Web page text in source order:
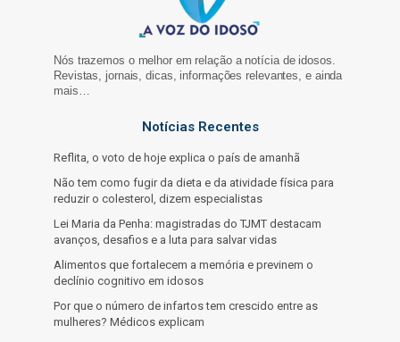
Nós trazemos o melhor em relação a notícia de idosos.
Revistas, jornais, dicas, informações relevantes, e ainda
mais…
Notícias Recentes
Reflita, o voto de hoje explica o país de amanhã
Não tem como fugir da dieta e da atividade física para
reduzir o colesterol, dizem especialistas
Lei Maria da Penha: magistradas do TJMT destacam
avanços, desafios e a luta para salvar vidas
Alimentos que fortalecem a memória e previnem o
declínio cognitivo em idosos
Por que o número de infartos tem crescido entre as
mulheres? Médicos explicam